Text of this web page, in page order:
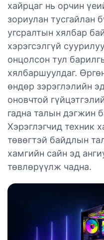
хайрцаг нь орчин
зориулан тусгайлан
угсралтын хялбар
хэрэгсэлгүй
онцолсон тул
хялбаршуулдаг.
өндөр зэрэглэлийн
оновчтой
гадна талын дэгжин
Хэрэглэгчид техник
төвөгтэй байдлын
хамгийн сайн эд
төвлөрүүлж чадна.